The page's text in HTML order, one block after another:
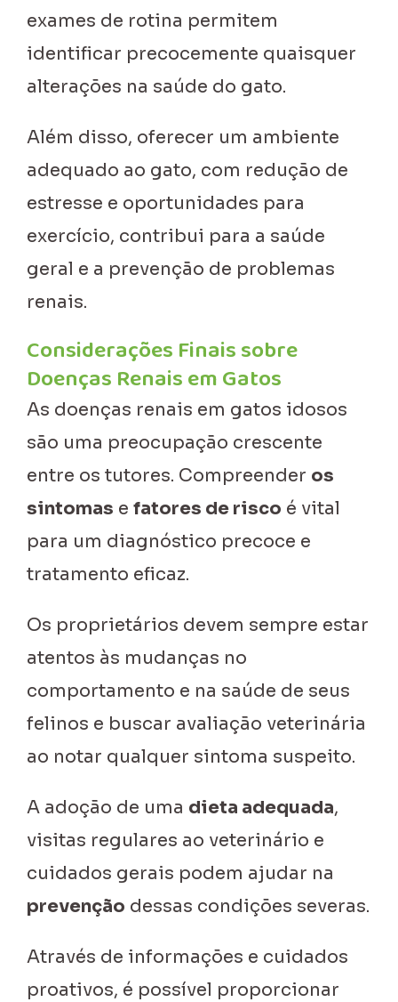
exames de rotina permitem
identificar precocemente quaisquer
alterações na saúde do gato.
Além disso, oferecer um ambiente
adequado ao gato, com redução de
estresse e oportunidades para
exercício, contribui para a saúde
geral e a prevenção de problemas
renais.
Considerações Finais sobre
Doenças Renais em Gatos
As doenças renais em gatos idosos
são uma preocupação crescente
entre os tutores. Compreender os
sintomas e fatores de risco é vital
para um diagnóstico precoce e
tratamento eficaz.
Os proprietários devem sempre estar
atentos às mudanças no
comportamento e na saúde de seus
felinos e buscar avaliação veterinária
ao notar qualquer sintoma suspeito.
A adoção de uma dieta adequada,
visitas regulares ao veterinário e
cuidados gerais podem ajudar na
prevenção dessas condições severas.
Através de informações e cuidados
proativos, é possível proporcionar